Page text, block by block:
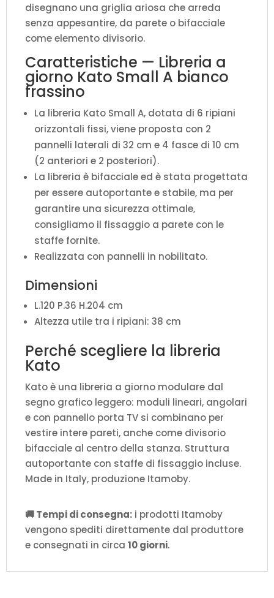
disegnano una griglia ariosa che arreda
senza appesantire, da parete o bifacciale
come elemento divisorio.
Caratteristiche — Libreria a
giorno Kato Small A bianco
frassino
La libreria Kato Small A, dotata di 6 ripiani
orizzontali fissi, viene proposta con 2
pannelli laterali di 32 cm e 4 fasce di 10 cm
(2 anteriori e 2 posteriori).
La libreria è bifacciale ed è stata progettata
per essere autoportante e stabile, ma per
garantire una sicurezza ottimale,
consigliamo il fissaggio a parete con le
staffe fornite.
Realizzata con pannelli in nobilitato.
Dimensioni
L.120 P.36 H.204 cm
Altezza utile tra i ripiani: 38 cm
Perché scegliere la libreria
Kato
Kato è una libreria a giorno modulare dal
segno grafico leggero: moduli lineari, angolari
e con pannello porta TV si combinano per
vestire intere pareti, anche come divisorio
bifacciale al centro della stanza. Struttura
autoportante con staffe di fissaggio incluse.
Made in Italy, produzione Itamoby.
🚚 Tempi di consegna: i prodotti Itamoby
vengono spediti direttamente dal produttore
e consegnati in circa 10 giorni.